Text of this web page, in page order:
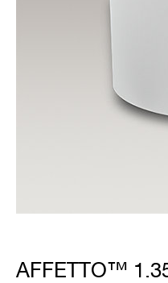
AFFETTO™